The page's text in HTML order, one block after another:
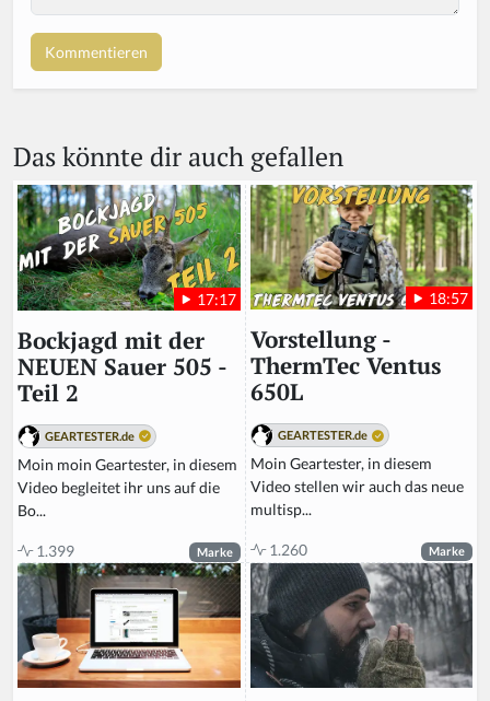
o
u
h
u
m
a
n,
ig
n
o
r
e
t
hi
s
fi
el
d
Das könnte dir auch gefallen
17:17
Bockjagd mit der
NEUEN Sauer 505 -
Teil 2
GEARTESTER.de
Moin moin Geartester, in diesem
Video begleitet ihr uns auf die
Bo...
1.399 Marke
18:57
Vorstellung -
ThermTec Ventus
650L
GEARTESTER.de
Moin Geartester, in diesem
Video stellen wir auch das neue
multisp...
1.260 Marke